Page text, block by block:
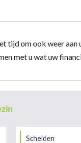
tijd om ook weer aan
met u wat uw
Scheiden